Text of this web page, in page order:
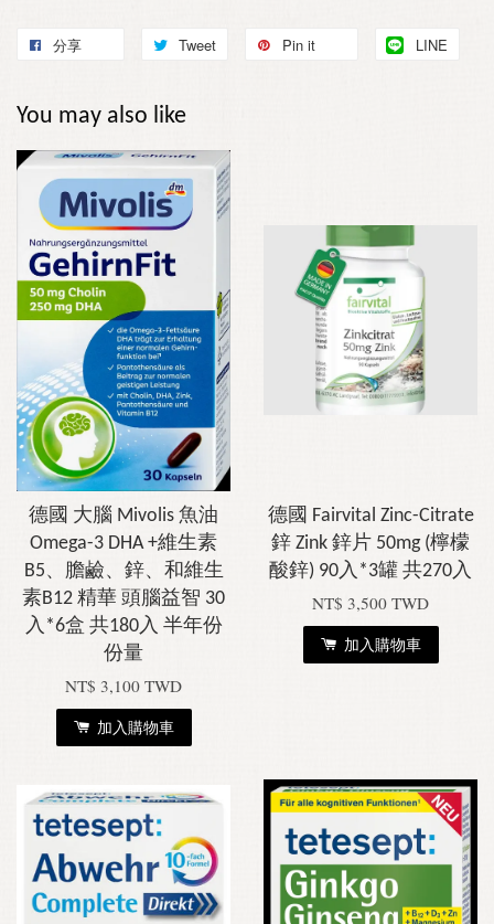
分享 Tweet Pin it LINE
You may also like
德國 大腦 Mivolis 魚油
Omega-3 DHA +維生素
B5、膽鹼、鋅、和維生
素B12 精華 頭腦益智 30
入*6盒 共180入 半年份
份量
NT$ 3,100 TWD
加入購物車
德國 Fairvital Zinc-Citrate
鋅 Zink 鋅片 50mg (檸檬
酸鋅) 90入*3罐 共270入
NT$ 3,500 TWD
加入購物車